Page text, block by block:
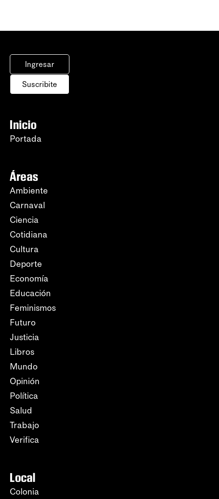
Ingresar
Suscribite
Inicio
Portada
Áreas
Ambiente
Carnaval
Ciencia
Cotidiana
Cultura
Deporte
Economía
Educación
Feminismos
Futuro
Justicia
Libros
Mundo
Opinión
Política
Salud
Trabajo
Verifica
Local
Colonia